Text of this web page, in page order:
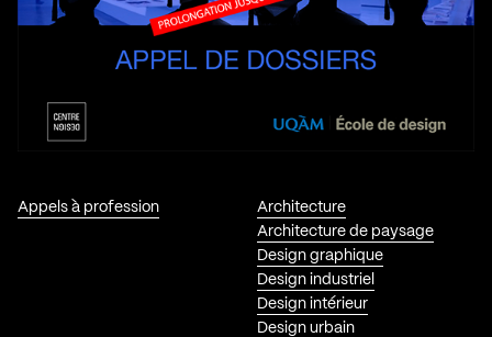
Appels à profession
Architecture
Architecture de paysage
Design graphique
Design industriel
Design intérieur
Design urbain